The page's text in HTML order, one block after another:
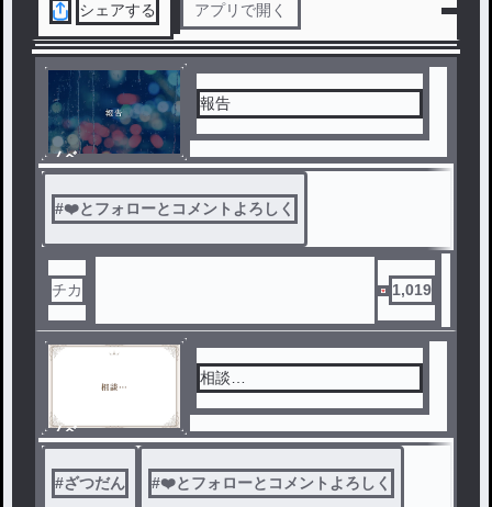
シェアする アプリで開く
ノベ
ル
報告
#❤️とフォローとコメントよろしく
チカ 1,019
ノベ
ル
相談…
#ざつだん #❤️とフォローとコメントよろしく